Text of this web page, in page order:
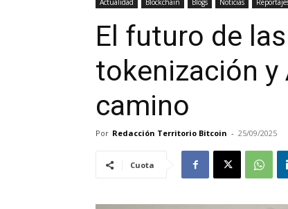
Actualidad Blockchain Blogs Noticias
El futuro de
tokenización y
camino
Por Redacción Territorio Bitcoin - 25/09/2025
Cuota